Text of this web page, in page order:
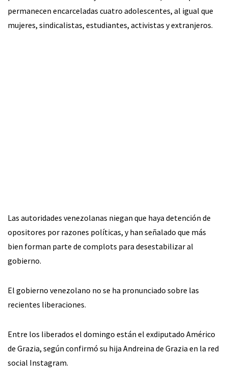
permanecen encarceladas cuatro adolescentes, al igual que
mujeres, sindicalistas, estudiantes, activistas y extranjeros.
Las autoridades venezolanas niegan que haya detención de
opositores por razones políticas, y han señalado que más
bien forman parte de complots para desestabilizar al
gobierno.
El gobierno venezolano no se ha pronunciado sobre las
recientes liberaciones.
Entre los liberados el domingo están el exdiputado Américo
de Grazia, según confirmó su hija Andreina de Grazia en la red
social Instagram.